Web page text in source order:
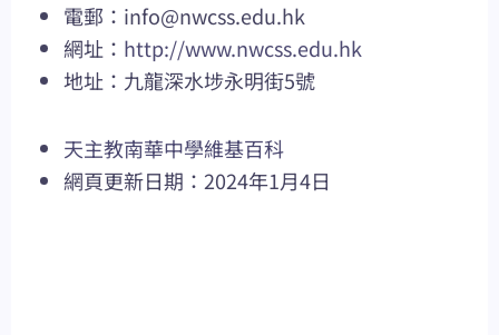
電郵： info@nwcss.edu.hk
網址： http://www.nwcss.edu.hk
地址：九龍深水埗永明街5號
天主教南華中學維基百科
網頁更新日期：2024年1月4日